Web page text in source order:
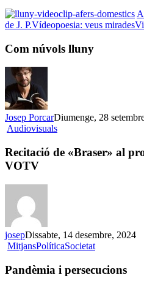
de J. P.Vídeopoesia: veus mirades
Com núvols lluny
Josep PorcarDiumenge, 28
AudiovisualsRecitació
«Braser»
Recitació de «Braser» al
VOTV
josepDissabte, 14 desembre, 2024
MitjansPolíticaSocietatPandèmia
persecucions
Pandèmia i persecucions